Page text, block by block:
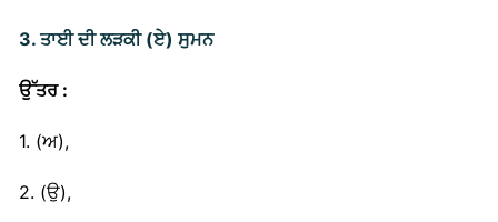
3. ਤਾਈ ਦੀ ਲੜਕੀ (ਏ) ਸੁਮਨ
ਉੱਤਰ :
1. (ਅ),
2. (ਉ),